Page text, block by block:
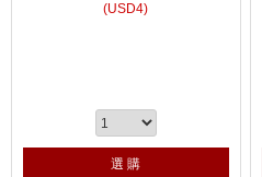
(USD4)
選 購